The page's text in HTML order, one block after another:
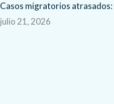
Casos migratorios atrasados:
julio 21, 2026